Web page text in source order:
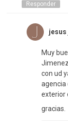
Responder
jesus
Muy
con ud
agencia
exterior
gracias.